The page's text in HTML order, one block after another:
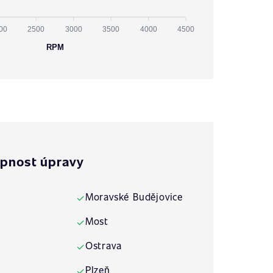
2500 3000 3500 4000 4500
RPM
úpravy
✓Moravské Budějovice
✓Most
✓Ostrava
Plzeň